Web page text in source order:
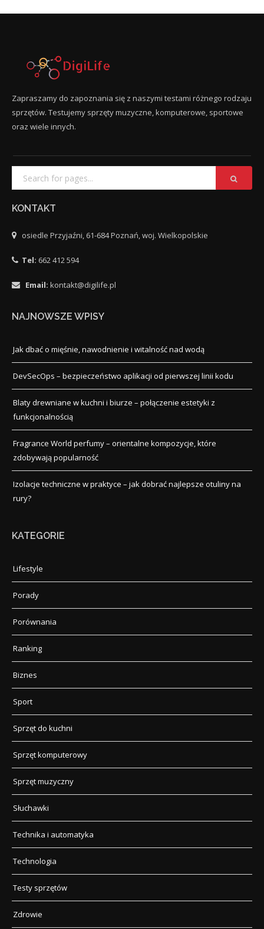
Zapraszamy do zapoznania się z naszymi testami różnego rodzaju
sprzętów. Testujemy sprzęty muzyczne, komputerowe, sportowe
oraz wiele innych.
KONTAKT
osiedle Przyjaźni, 61-684 Poznań, woj. Wielkopolskie
Tel: 662 412 594
Email: kontakt@digilife.pl
NAJNOWSZE WPISY
Jak dbać o mięśnie, nawodnienie i witalność nad wodą
DevSecOps – bezpieczeństwo aplikacji od pierwszej linii kodu
Blaty drewniane w kuchni i biurze – połączenie estetyki z
funkcjonalnością
Fragrance World perfumy – orientalne kompozycje, które
zdobywają popularność
Izolacje techniczne w praktyce – jak dobrać najlepsze otuliny na
rury?
KATEGORIE
Lifestyle
Porady
Porównania
Ranking
Biznes
Sport
Sprzęt do kuchni
Sprzęt komputerowy
Sprzęt muzyczny
Słuchawki
Technika i automatyka
Technologia
Testy sprzętów
Zdrowie